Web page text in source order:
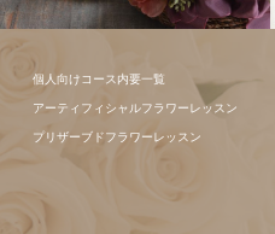
個人向けコース内要一覧
アーティフィシャルフラワーレッスン
プリザーブドフラワーレッスン